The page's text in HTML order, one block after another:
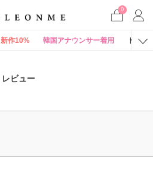
0
新作10% 韓国アナウンサー着用 トップ
レビュー